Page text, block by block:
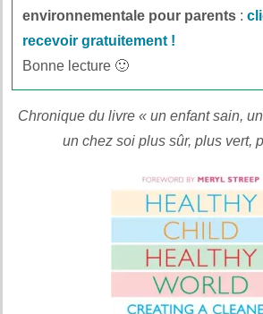
environnementale pour parents :
recevoir gratuitement !
Bonne lecture 🙂
Chronique du livre « un enfant sain,
un chez soi plus sûr, plus vert,